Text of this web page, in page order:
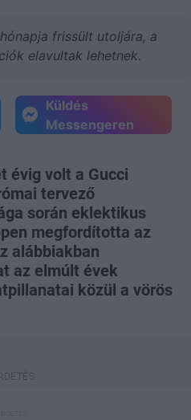
frissült utoljára, a
elavultak lehetnek.
Küldés
Messengeren
évig volt a Gucci
tervező
során eklektikus
megfordította az
alábbiakban
az elmúlt évek
közül a vörös